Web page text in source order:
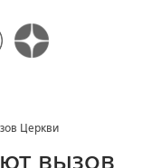
Церкви
вызов